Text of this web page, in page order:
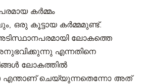
കർമ്മം
ഒരു കൂട്ടായ കർമ്മമുണ്ട്.
ലോകത്തെ
എന്നതിനെ
ലോകത്തിൽ
എന്താണ് ചെയ്യുന്നതെന്നോ അത്